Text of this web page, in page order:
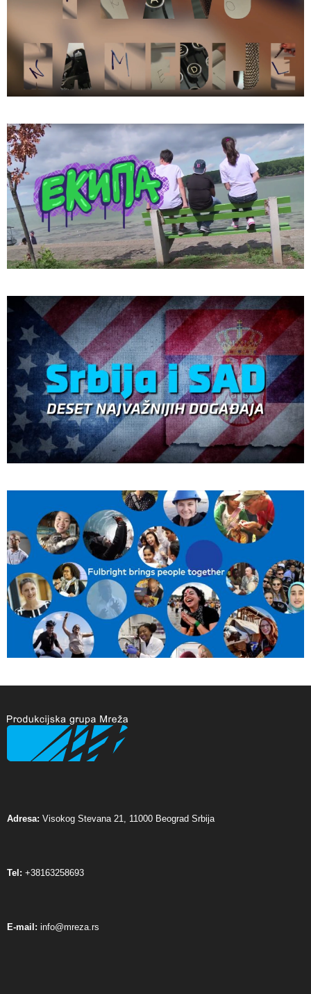
Adresa: Visokog Stevana 21, 11000 Beograd Srbija
Tel: +38163258693
E-mail: info@mreza.rs